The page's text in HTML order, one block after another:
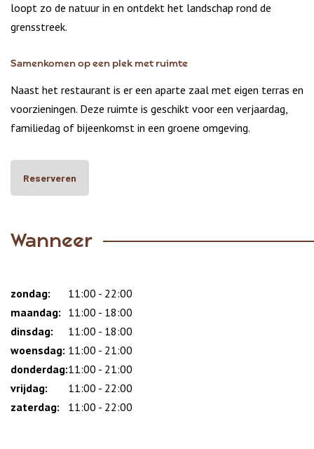
loopt zo de natuur in en ontdekt het landschap rond de
grensstreek.
Samenkomen op een plek met ruimte
Naast het restaurant is er een aparte zaal met eigen terras en
voorzieningen. Deze ruimte is geschikt voor een verjaardag,
familiedag of bijeenkomst in een groene omgeving.
Reserveren
Wanneer
Dag
Time
slot
Reactie
zondag:
11:00 - 22:00
maandag: 11:00 - 18:00
dinsdag:
11:00 - 18:00
woensdag: 11:00 - 21:00
donderdag:11:00 - 21:00
vrijdag:
11:00 - 22:00
zaterdag:
11:00 - 22:00